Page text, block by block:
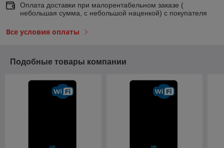
Оплата доставки при малорентабельном заказе (
небольшая сумма, с небольшой наценкой) с покупателя
Все условия оплаты
Подобные товары компании